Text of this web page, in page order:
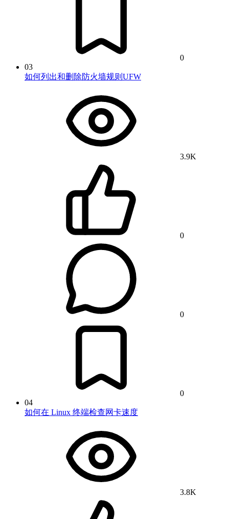
0
03
如何列出和删除防火墙规则UFW
3.9K
0
0
0
04
如何在 Linux 终端检查网卡速度
3.8K